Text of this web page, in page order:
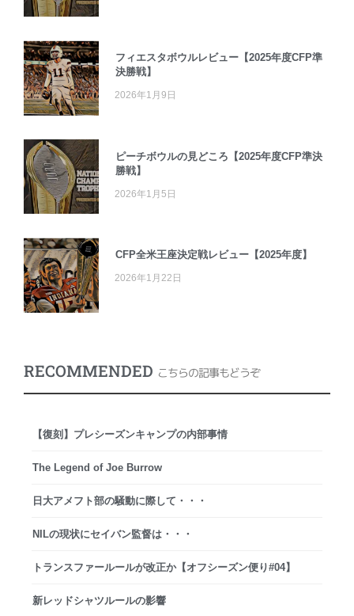
フィエスタボウルレビュー【2025年度CFP準
決勝戦】
2026年1月9日
ピーチボウルの見どころ【2025年度CFP準決
勝戦】
2026年1月5日
CFP全米王座決定戦レビュー【2025年度】
2026年1月22日
RECOMMENDED こちらの記事もどうぞ
【復刻】プレシーズンキャンプの内部事情
The Legend of Joe Burrow
日大アメフト部の騒動に際して・・・
NILの現状にセイバン監督は・・・
トランスファールールが改正か【オフシーズン便り#04】
新レッドシャツルールの影響